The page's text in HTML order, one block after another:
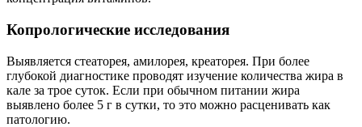
Копрологические исследования
Выявляется стеаторея, амилорея, креаторея. При более
глубокой диагностике проводят изучение количества жира в
кале за трое суток. Если при обычном питании жира
выявлено более 5 г в сутки, то это можно расценивать как
патологию.